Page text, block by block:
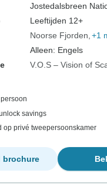
Jostedalsbreen
Leeftijden 12+
Noorse Fjorden +1
Alleen: Engels
V.O.S – Vision of
savings
op privé tweepersoonskamer
brochure